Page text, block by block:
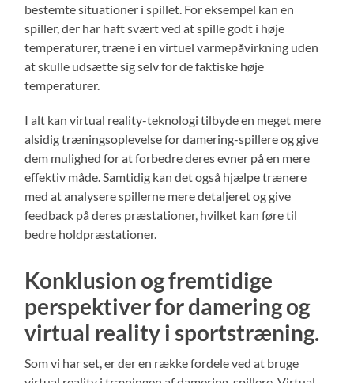
bestemte situationer i spillet. For eksempel kan en
spiller, der har haft svært ved at spille godt i høje
temperaturer, træne i en virtuel varmepåvirkning uden
at skulle udsætte sig selv for de faktiske høje
temperaturer.
I alt kan virtual reality-teknologi tilbyde en meget mere
alsidig træningsoplevelse for damering-spillere og give
dem mulighed for at forbedre deres evner på en mere
effektiv måde. Samtidig kan det også hjælpe trænere
med at analysere spillerne mere detaljeret og give
feedback på deres præstationer, hvilket kan føre til
bedre holdpræstationer.
Konklusion og fremtidige
perspektiver for damering og
virtual reality i sportstræning.
Som vi har set, er der en række fordele ved at bruge